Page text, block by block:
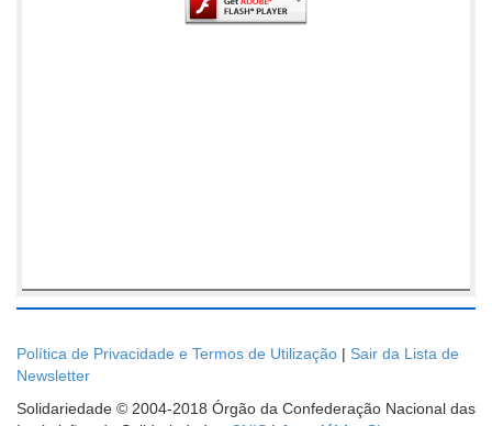
Política de Privacidade e Termos de Utilização | Sair da Lista de
Newsletter
Solidariedade © 2004-2018 Órgão da Confederação Nacional das